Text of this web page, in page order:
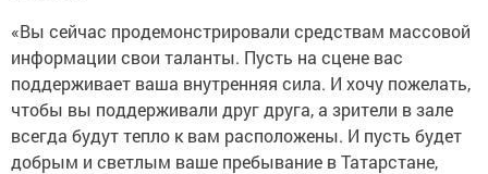
«Вы сейчас продемонстрировали средствам массовой
информации свои таланты. Пусть на сцене вас
поддерживает ваша внутренняя сила. И хочу пожелать,
чтобы вы поддерживали друг друга, а зрители в зале
всегда будут тепло к вам расположены. И пусть будет
добрым и светлым ваше пребывание в Татарстане,